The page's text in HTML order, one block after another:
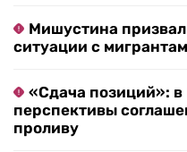
Мишустина
ситуации с
«Сдача позиций»:
перспективы
проливу